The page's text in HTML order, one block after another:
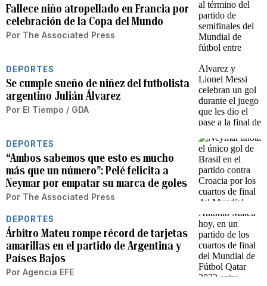
Fallece niño atropellado en Francia por
celebración de la Copa del Mundo
Por The Associated Press
DEPORTES
Se cumple sueño de niñez del futbolista
argentino Julián Álvarez
Por El Tiempo / GDA
DEPORTES
“Ambos sabemos que esto es mucho
más que un número”: Pelé felicita a
Neymar por empatar su marca de goles
Por The Associated Press
DEPORTES
Árbitro Mateu rompe récord de tarjetas
amarillas en el partido de Argentina y
Países Bajos
Por Agencia EFE